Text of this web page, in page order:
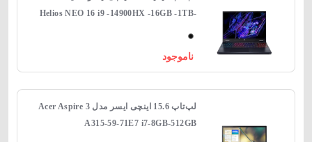
Helios NEO 16 i9 -14900HX -16GB -1TB-
ناموجود
لپ‌تاپ 15.6 اینچی ایسر مدل Acer Aspire 3
A315-59-71E7 i7-8GB-512GB